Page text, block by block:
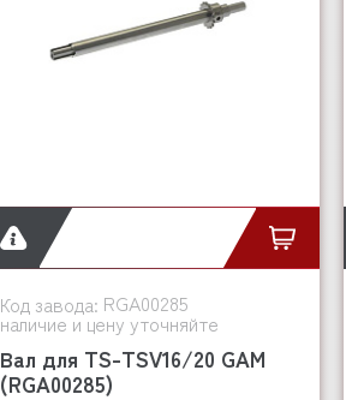
Код завода: RGA00285
наличие и цену уточняйте
Вал для TS-TSV16/20 GAM
(RGA00285)